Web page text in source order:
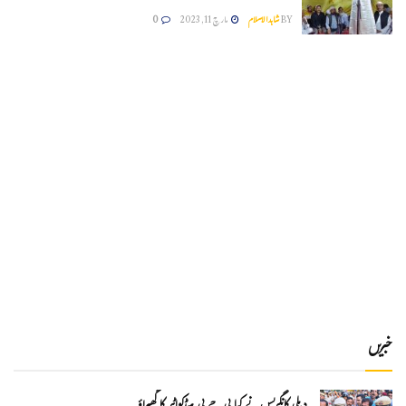
BYشاہدالاسلام مارچ 11, 2023 0
خبریں